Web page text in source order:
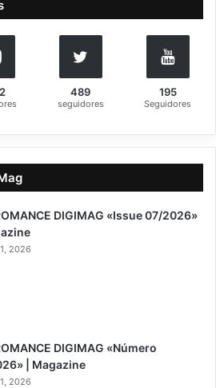
:
489
seguidores
195
Seguidores
DIGIMAG «Issue 07/2026»
2026
DIGIMAG «Número
| Magazine
2026